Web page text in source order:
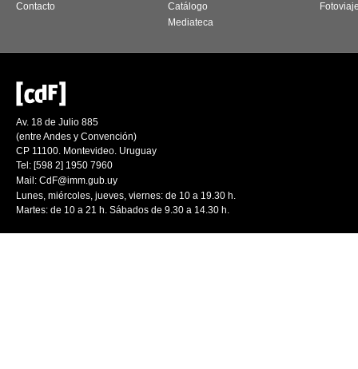
Contacto
Catálogo
Mediateca
Av. 18 de Julio 885
(entre Andes y Convención)
CP 11100. Montevideo. Uruguay
Tel: [598 2] 1950 7960
Mail: CdF@imm.gub.uy
Lunes, miércoles, jueves, viernes: de 10 a 19.30 h.
Martes: de 10 a 21 h. Sábados de 9.30 a 14.30 h.